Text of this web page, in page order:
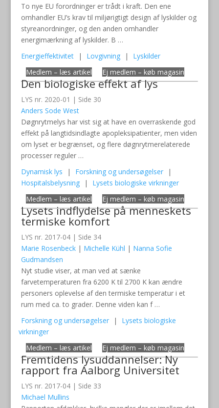
To nye EU forordninger er trådt i kraft. Den ene
omhandler EU’s krav til miljørigtigt design af lyskilder og
styreanordninger, og den anden omhandler
energimærkning af lyskilder. B …
Energieffektivitet
| Lovgivning |
Lyskilder
Medlem – læs artikel
Ej medlem – køb magasin
Den biologiske effekt af lys
LYS nr. 2020-01 | Side 30
Anders Sode West
Døgnrytmelys har vist sig at have en overraskende god
effekt på langtidsindlagte apopleksipatienter, men viden
om lyset er begrænset, og flere døgnrytmerelaterede
processer reguler …
Dynamisk lys
| Forskning og undersøgelser
|
Hospitalsbelysning
|
Lysets biologiske virkninger
Medlem – læs artikel
Ej medlem – køb magasin
Lysets indflydelse på menneskets
termiske komfort
LYS nr. 2017-04 | Side 34
Marie Rosenbeck| Michelle Kühl | Nanna Sofie
Gudmandsen
Nyt studie viser, at man ved at sænke
farvetemperaturen fra 6200 K til 2700 K kan ændre
personers oplevelse af den termiske temperatur i et
rum med ca. to grader. Denne viden kan f …
Forskning og undersøgelser
|
Lysets biologiske
virkninger
Medlem – læs artikel
Ej medlem – køb magasin
Fremtidens lysuddannelser: Ny
rapport fra Aalborg Universitet
LYS nr. 2017-04 | Side 33
Michael Mullins